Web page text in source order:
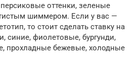
оттенки, зеленые
шиммером. Если у вас —
то стоит сделать ставку на
синие, фиолетовые, бургунди,
прохладные бежевые, холодные